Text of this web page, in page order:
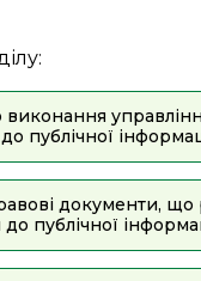
виконання
публічної
документи, що
публічної